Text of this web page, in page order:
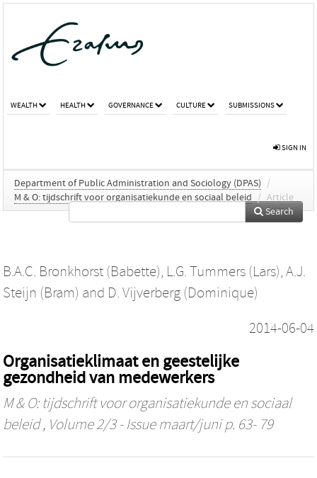
WEALTH HEALTH GOVERNANCE CULTURE SUBMISSIONS
SIGN IN
Department of Public Administration and Sociology (DPAS)
/
M & O: tijdschrift voor organisatiekunde en sociaal beleid
/ Article
Search
B.A.C. Bronkhorst (Babette), L.G. Tummers (Lars), A.J.
Steijn (Bram) and D. Vijverberg (Dominique)
2014-06-04
Organisatieklimaat en geestelijke
gezondheid van medewerkers
M & O: tijdschrift voor organisatiekunde en sociaal
beleid, Volume 2/3 - Issue maart/juni p. 63- 79